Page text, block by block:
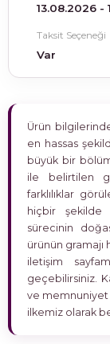
13.08.2026 -
Taksit Seçeneği
Var
Ürün
en hassas
büyük bir
ile belirtilen
farklılıklar
hiçbir şekilde
sürecinin
ürünün gramajı
iletişim
geçebilirsiniz.
ve memnuniyet
ilkemiz olarak